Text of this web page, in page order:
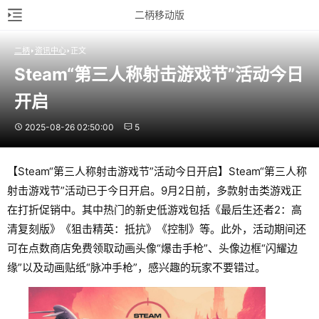
二柄移动版
二柄 资讯中心 正文
Steam“第三人称射击游戏节”活动今日
开启
2025-08-26 02:50:00 5
【Steam“第三人称射击游戏节”活动今日开启】Steam“第三人称
射击游戏节”活动已于今日开启。9月2日前，多款射击类游戏正
在打折促销中。其中热门的新史低游戏包括《最后生还者2：高
清复刻版》《狙击精英：抵抗》《控制》等。此外，活动期间还
可在点数商店免费领取动画头像“爆击手枪”、头像边框“闪耀边
缘”以及动画贴纸“脉冲手枪”，感兴趣的玩家不要错过。